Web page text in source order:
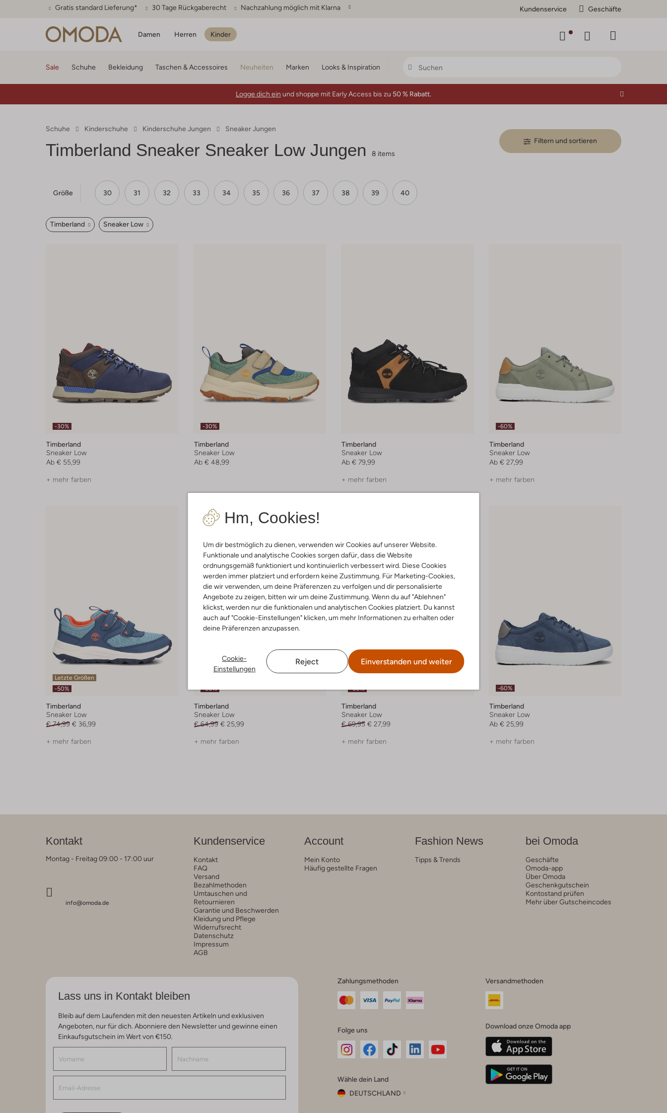
Gratis standard Lieferung* 30 Tage Rückgaberecht Nachzahlung möglich mit Klarna Kundenservice Geschäfte
Damen Herren Kinder
Hm, Cookies!
Um dir bestmöglich zu dienen, verwenden wir Cookies auf unserer Website.
Funktionale und analytische Cookies sorgen dafür, dass die Website
ordnungsgemäß funktioniert und kontinuierlich verbessert wird. Diese Cookies
werden immer platziert und erfordern keine Zustimmung. Für Marketing-Cookies,
die wir verwenden, um deine Präferenzen zu verfolgen und dir personalisierte
Angebote zu zeigen, bitten wir um deine Zustimmung. Wenn du auf "Ablehnen"
klickst, werden nur die funktionalen und analytischen Cookies platziert. Du kannst
auch auf "Cookie-Einstellungen" klicken, um mehr Informationen zu erhalten oder
deine Präferenzen anzupassen.
Cookie-
Einstellungen
Reject Einverstanden und weiter
Sale Schuhe Bekleidung Taschen & Accessoires Neuheiten Marken Looks & Inspiration
Logge dich ein und shoppe mit Early Access bis zu 50 % Rabatt.
Schuhe Kinderschuhe Kinderschuhe Jungen Sneaker Jungen
Timberland Sneaker Sneaker Low Jungen 8 items
Filtern und sortieren
Größe 30 31 32 33 34 35 36 37 38 39 40
Timberland Sneaker Low
-30%
Timberland
Sneaker Low
Ab € 55,99
+ mehr farben
-30%
Timberland
Sneaker Low
Ab € 48,99
Timberland
Sneaker Low
Ab € 79,99
+ mehr farben
-60%
Timberland
Sneaker Low
Ab € 27,99
+ mehr farben
Letzte Größen
-50%
Timberland
Sneaker Low
€ 74,99 € 36,99
+ mehr farben
-60%
Timberland
Sneaker Low
€ 64,99 € 25,99
+ mehr farben
-60%
Timberland
Sneaker Low
€ 69,95 € 27,99
+ mehr farben
-60%
Timberland
Sneaker Low
Ab € 25,99
+ mehr farben
Kontakt
Montag - Freitag 09:00 - 17:00 uur
info@omoda.de
Kundenservice
Kontakt
FAQ
Versand
Bezahlmethoden
Umtauschen und
Retournieren
Garantie und Beschwerden
Kleidung und Pflege
Widerrufsrecht
Datenschutz
Impressum
AGB
Account
Mein Konto
Häufig gestellte Fragen
Fashion News
Tipps & Trends
bei Omoda
Geschäfte
Omoda-app
Über Omoda
Geschenkgutschein
Kontostand prüfen
Mehr über Gutscheincodes
Lass uns in Kontakt bleiben
Bleib auf dem Laufenden mit den neuesten Artikeln und exklusiven
Angeboten, nur für dich. Abonniere den Newsletter und gewinne einen
Einkaufsgutschein im Wert von €150.
Zahlungsmethoden
Folge uns
Instagram
Facebook
TikTok
Wähle dein Land
DEUTSCHLAND
Versandmethoden
Download onze Omoda app